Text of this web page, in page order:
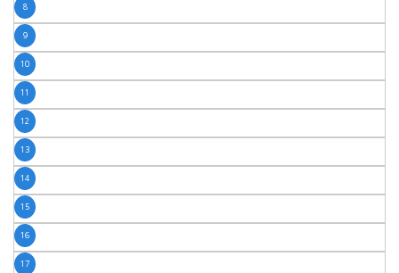
8
9
10
11
12
13
14
15
16
17